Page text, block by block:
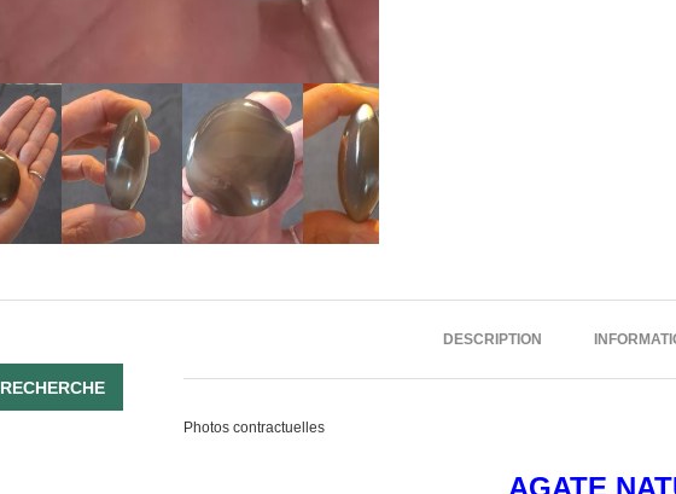
DESCRIPTION
Photos contractuelles
RECHERCHE